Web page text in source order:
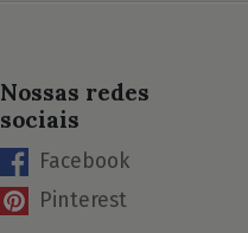
Nossas redes
sociais
Facebook
Pinterest